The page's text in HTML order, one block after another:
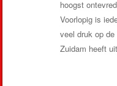
hoogst
Voorlopig is
veel druk op
Zuidam heeft